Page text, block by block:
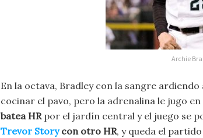
Archie
En la octava, Bradley con la sangre
cocinar el pavo, pero la adrenalina le jugo
batea HRpor el jardín central y el juego se
Trevor Storycon otro HR, y queda el